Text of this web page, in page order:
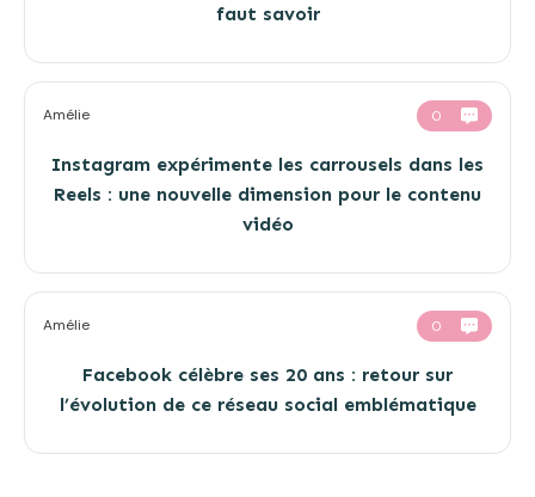
faut savoir
Amélie 0
Instagram expérimente les carrousels dans les
Reels : une nouvelle dimension pour le contenu
vidéo
Amélie 0
Facebook célèbre ses 20 ans : retour sur
l’évolution de ce réseau social emblématique